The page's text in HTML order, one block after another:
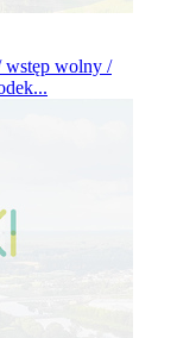
wstęp wolny /